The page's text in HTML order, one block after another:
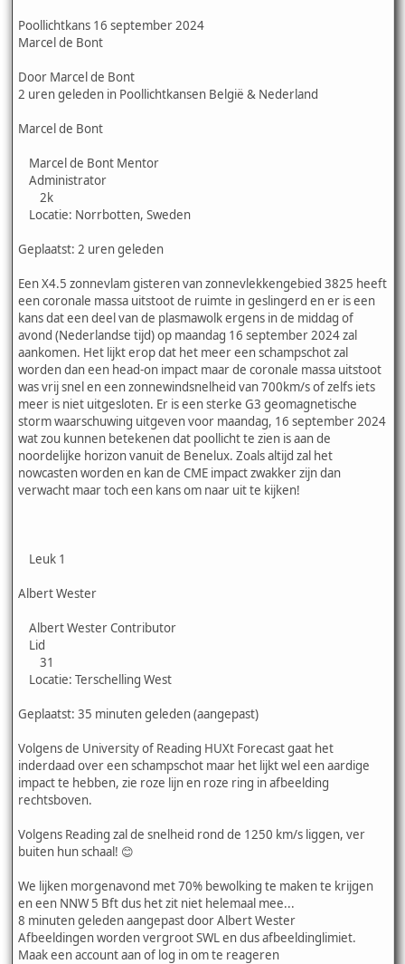
Poollichtkans 16 september 2024
Marcel de Bont
Door Marcel de Bont
2 uren geleden in Poollichtkansen België & Nederland
Marcel de Bont
Marcel de Bont Mentor
Administrator
2k
Locatie: Norrbotten, Sweden
Geplaatst: 2 uren geleden
Een X4.5 zonnevlam gisteren van zonnevlekkengebied 3825 heeft
een coronale massa uitstoot de ruimte in geslingerd en er is een
kans dat een deel van de plasmawolk ergens in de middag of
avond (Nederlandse tijd) op maandag 16 september 2024 zal
aankomen. Het lijkt erop dat het meer een schampschot zal
worden dan een head-on impact maar de coronale massa uitstoot
was vrij snel en een zonnewindsnelheid van 700km/s of zelfs iets
meer is niet uitgesloten. Er is een sterke G3 geomagnetische
storm waarschuwing uitgeven voor maandag, 16 september 2024
wat zou kunnen betekenen dat poollicht te zien is aan de
noordelijke horizon vanuit de Benelux. Zoals altijd zal het
nowcasten worden en kan de CME impact zwakker zijn dan
verwacht maar toch een kans om naar uit te kijken!
Leuk 1
Albert Wester
Albert Wester Contributor
Lid
31
Locatie: Terschelling West
Geplaatst: 35 minuten geleden (aangepast)
Volgens de University of Reading HUXt Forecast gaat het
inderdaad over een schampschot maar het lijkt wel een aardige
impact te hebben, zie roze lijn en roze ring in afbeelding
rechtsboven.
Volgens Reading zal de snelheid rond de 1250 km/s liggen, ver
buiten hun schaal! 😊
We lijken morgenavond met 70% bewolking te maken te krijgen
en een NNW 5 Bft dus het zit niet helemaal mee...
8 minuten geleden aangepast door Albert Wester
Afbeeldingen worden vergroot SWL en dus afbeeldinglimiet.
Maak een account aan of log in om te reageren